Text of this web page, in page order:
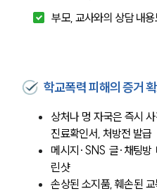
부모, 교사와의 상담 내
학교폭력 피해의 증거
상처나 멍 자국은 즉시
진료확인서, 처방전 발급
메시지·SNS 글·채팅
린샷
손상된 소지품, 훼손된